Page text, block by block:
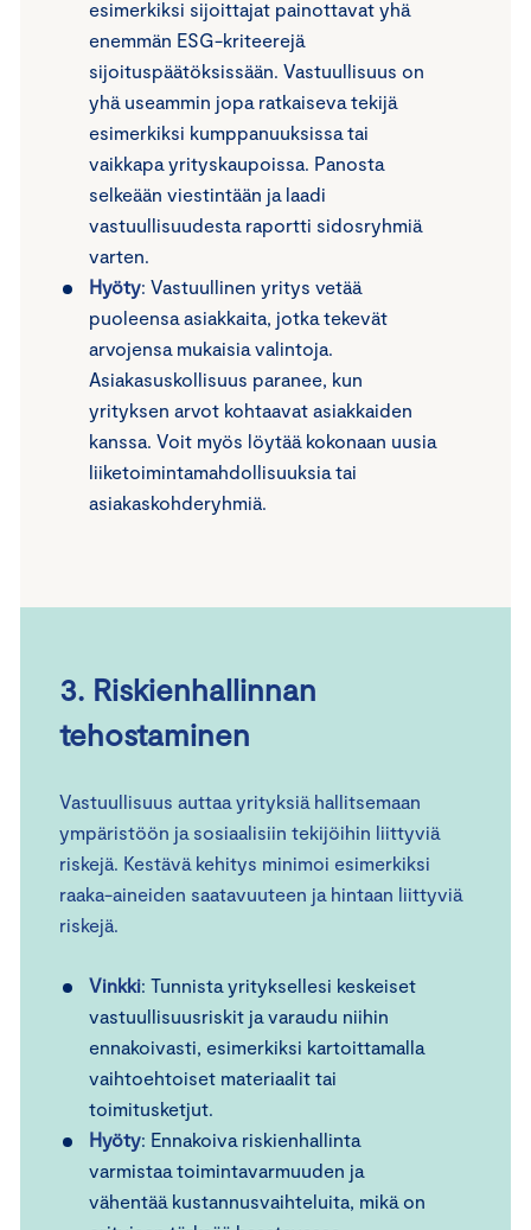
esimerkiksi sijoittajat painottavat yhä
enemmän ESG-kriteerejä
sijoituspäätöksissään. Vastuullisuus on
yhä useammin jopa ratkaiseva tekijä
esimerkiksi kumppanuuksissa tai
vaikkapa yrityskaupoissa. Panosta
selkeään viestintään ja laadi
vastuullisuudesta raportti sidosryhmiä
varten.
Hyöty: Vastuullinen yritys vetää
puoleensa asiakkaita, jotka tekevät
arvojensa mukaisia valintoja.
Asiakasuskollisuus paranee, kun
yrityksen arvot kohtaavat asiakkaiden
kanssa. Voit myös löytää kokonaan uusia
liiketoimintamahdollisuuksia tai
asiakaskohderyhmiä.
3. Riskienhallinnan
tehostaminen
Vastuullisuus auttaa yrityksiä hallitsemaan
ympäristöön ja sosiaalisiin tekijöihin liittyviä
riskejä. Kestävä kehitys minimoi esimerkiksi
raaka-aineiden saatavuuteen ja hintaan liittyviä
riskejä.
Vinkki: Tunnista yrityksellesi keskeiset
vastuullisuusriskit ja varaudu niihin
ennakoivasti, esimerkiksi kartoittamalla
vaihtoehtoiset materiaalit tai
toimitusketjut.
Hyöty: Ennakoiva riskienhallinta
varmistaa toimintavarmuuden ja
vähentää kustannusvaihteluita, mikä on